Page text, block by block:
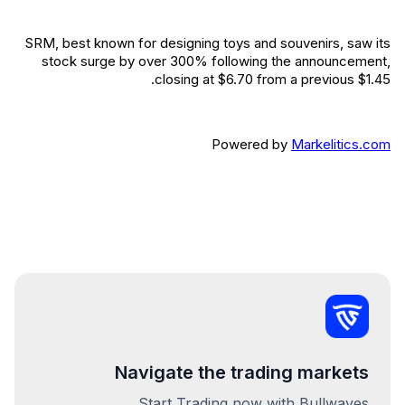
SRM, best known for designing toys and souvenirs, saw its
stock surge by over 300% following the announcement,
closing at $6.70 from a previous $1.45.
Powered by Markelitics.com
Navigate the trading markets